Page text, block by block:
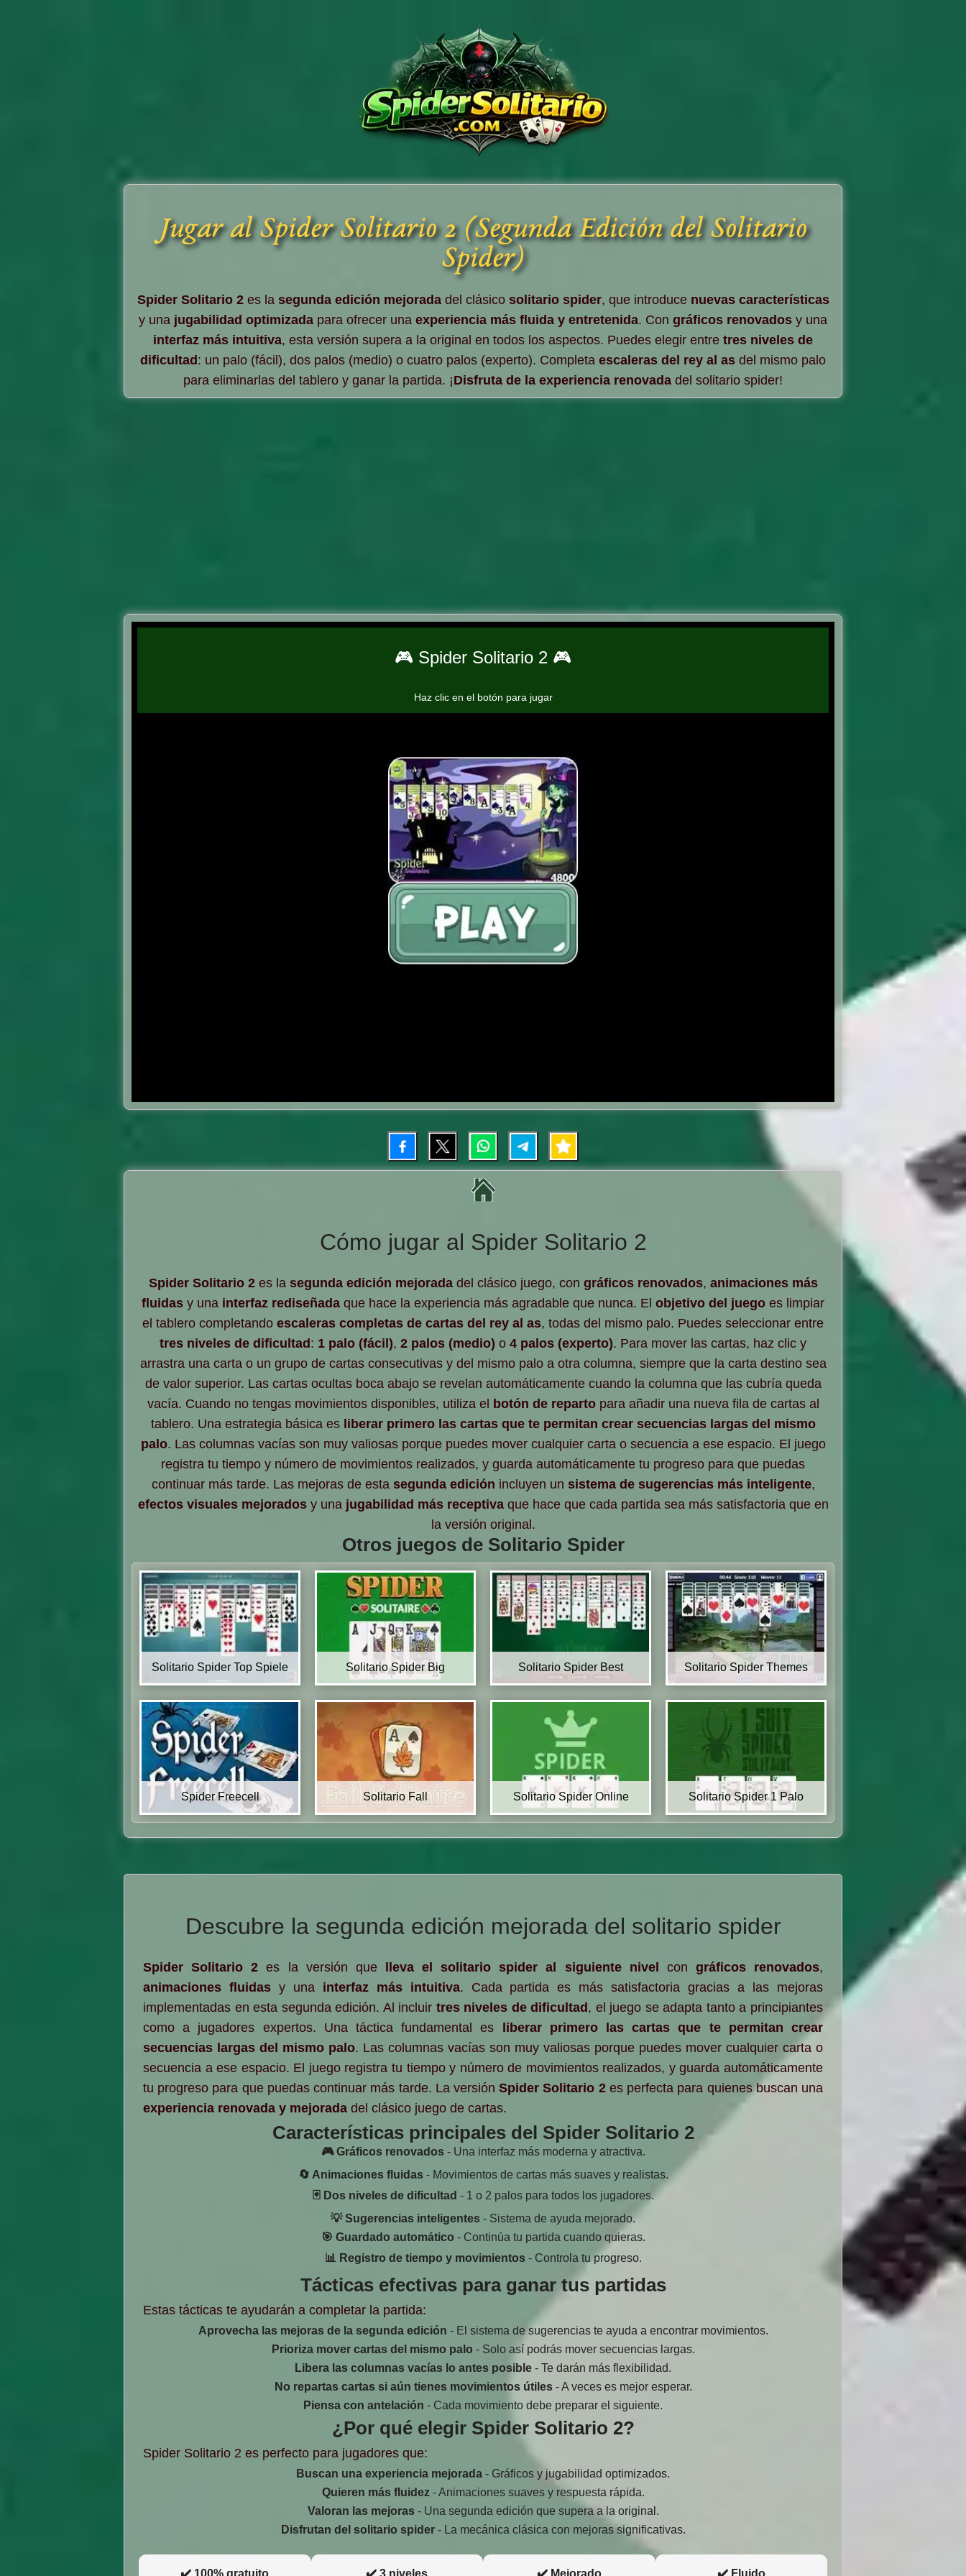
Jugar al Spider Solitario 2 (Segunda Edición del Solitario
Spider)
Spider Solitario 2es la segunda edición mejoradadel clásico solitario spider, que introduce nuevas características
y una jugabilidad optimizada para ofrecer una experiencia más fluida y entretenida. Con gráficos renovados y una
interfaz más intuitiva, esta versión supera a la original en todos los aspectos. Puedes elegir entre tres niveles de
dificultad : un palo (fácil), dos palos (medio) o cuatro palos (experto). Completa escaleras del rey al as del mismo palo
para eliminarlas del tablero y ganar la partida. ¡Disfruta de la experiencia renovada del solitario spider!
Cómo jugar al Spider Solitario 2
Spider Solitario 2es la segunda edición mejoradadel clásico juego, con gráficos renovados, animaciones más
fluidas y una interfaz rediseñada que hace la experiencia más agradable que nunca. El objetivo del juego es limpiar
el tablero completando escaleras completas de cartas del rey al as, todas del mismo palo. Puedes seleccionar entre
tres niveles de dificultad: 1 palo (fácil), 2 palos (medio) o 4 palos (experto). Para mover las cartas, haz clic y
arrastra una carta o un grupo de cartas consecutivas y del mismo palo a otra columna, siempre que la carta destino sea
de valor superior. Las cartas ocultas boca abajo se revelan automáticamente cuando la columna que las cubría queda
vacía. Cuando no tengas movimientos disponibles, utiliza el botón de repartopara añadir una nueva fila de cartas al
tablero. Una estrategia básica es liberar primero las cartas que te permitan crear secuencias largas del mismo
palo. Las columnas vacías son muy valiosas porque puedes mover cualquier carta o secuencia a ese espacio. El juego
registra tu tiempo y número de movimientos realizados, y guarda automáticamente tu progreso para que puedas
continuar más tarde. Las mejoras de esta segunda edición incluyen un sistema de sugerencias más inteligente,
efectos visuales mejoradosy una jugabilidad más receptivaque hace que cada partida sea más satisfactoria que en
la versión original.
Otros juegos de Solitario Spider
Solitario Spider Top Spiele Solitario Spider Big Solitario Spider Best Solitario Spider Themes
Spider Freecell Solitario Fall Solitario Spider Online Solitario Spider 1 Palo
Descubre la segunda edición mejorada del solitario spider
Spider Solitario 2 es la versión que lleva el solitario spider al siguiente nivel con gráficos renovados,
animaciones fluidasy una interfaz más intuitiva. Cada partida es más satisfactoria gracias a las mejoras
implementadas en esta segunda edición. Al incluir tres niveles de dificultad, el juego se adapta tanto a principiantes
como a jugadores expertos. Una táctica fundamental es liberar primero las cartas que te permitan crear
secuencias largas del mismo palo. Las columnas vacías son muy valiosas porque puedes mover cualquier carta o
secuencia a ese espacio. El juego registra tu tiempo y número de movimientos realizados, y guarda automáticamente
tu progreso para que puedas continuar más tarde. La versiónSpider Solitario 2es perfecta para quienes buscan una
experiencia renovada y mejorada del clásico juego de cartas.
Características principales del Spider Solitario 2
🎮 Gráficos renovados- Una interfaz más moderna y atractiva.
🔄 Animaciones fluidas- Movimientos de cartas más suaves y realistas.
🃏 Dos niveles de dificultad - 1 o 2 palos para todos los jugadores.
💡 Sugerencias inteligentes - Sistema de ayuda mejorado.
🎯 Guardado automático - Continúa tu partida cuando quieras.
📊 Registro de tiempo y movimientos- Controla tu progreso.
Tácticas efectivas para ganar tus partidas
Estas tácticas te ayudarán a completar la partida:
Aprovecha las mejoras de la segunda edición - El sistema de sugerencias te ayuda a encontrar movimientos.
Prioriza mover cartas del mismo palo - Solo así podrás mover secuencias largas.
Libera las columnas vacías lo antes posible - Te darán más flexibilidad.
No repartas cartas si aún tienes movimientos útiles- A veces es mejor esperar.
Piensa con antelación - Cada movimiento debe preparar el siguiente.
¿Por qué elegir Spider Solitario 2?
Spider Solitario 2 es perfecto para jugadores que:
Buscan una experiencia mejorada - Gráficos y jugabilidad optimizados.
Quieren más fluidez- Animaciones suaves y respuesta rápida.
Valoran las mejoras- Una segunda edición que supera a la original.
Disfrutan del solitario spider- La mecánica clásica con mejoras significativas.
✔️ 100% gratuito ✔️ 3 niveles ✔️ Mejorado ✔️ Fluido